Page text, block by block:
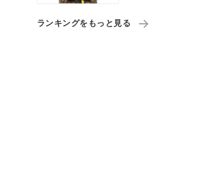
ランキングをもっと見る